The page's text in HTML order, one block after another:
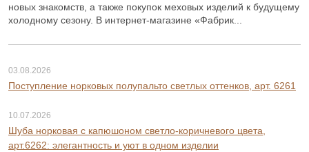
новых знакомств, а также покупок меховых изделий к будущему
холодному сезону. В интернет-магазине «Фабрик...
03.08.2026
Поступление норковых полупальто светлых оттенков, арт. 6261
10.07.2026
Шуба норковая с капюшоном светло-коричневого цвета,
арт.6262: элегантность и уют в одном изделии